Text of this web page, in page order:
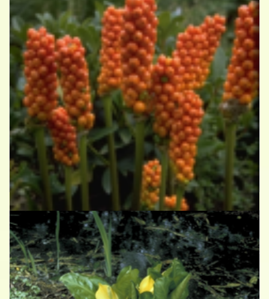
Italiaanse aronskelk
Arum italicum